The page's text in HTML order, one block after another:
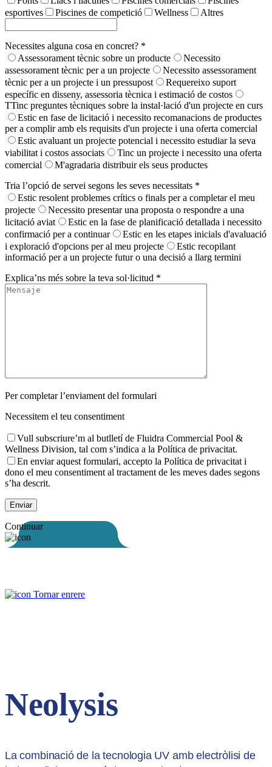
esportives
Piscines de competició Wellness Altres
Necessites alguna cosa en concret? *
Assessorament tècnic sobre un producte
Necessito
assessorament tècnic per a un projecte
Necessito assessorament
tècnic per a un projecte i un pressupost
Requereixo suport
específic en disseny, assessoria tècnica i estimació de costos
TTinc preguntes tècniques sobre la instal·lació d'un projecte en curs
Estic en fase de licitació i necessito recomanacions de productes
per a complir amb els requisits d'un projecte i una oferta comercial
Estic avaluant un projecte potencial i necessito estudiar la seva
viabilitat i costos associats
Tinc un projecte i necessito una oferta
comercial
M'agradaria distribuir els seus productes
Tria l’opció de servei segons les seves necessitats *
Estic resolent problemes crítics o finals per a completar el meu
projecte
Necessito presentar una proposta o respondre a una
licitació aviat
Estic en la fase de planificació detallada i necessito
confirmació per a continuar
Estic en les etapes inicials d'avaluació
i exploració d'opcions per al meu projecte
Estic recopilant
informació per a un projecte futur o una decisió a llarg termini
Explica’ns més sobre la teva sol·licitud *
Per completar l’enviament del formulari
Necessitem el teu consentiment
Vull subscriure’m al butlletí de Fluidra Commercial Pool &
Wellness Division, tal com s’indica a la Política de privacitat.
En enviar aquest formulari, accepto la Política de privacitat i
dono el meu consentiment al tractament de les meves dades segons
s’ha descrit.
Continuar
Tornar enrere
Neolysis
La combinació de la tecnologia UV amb electròlisi de